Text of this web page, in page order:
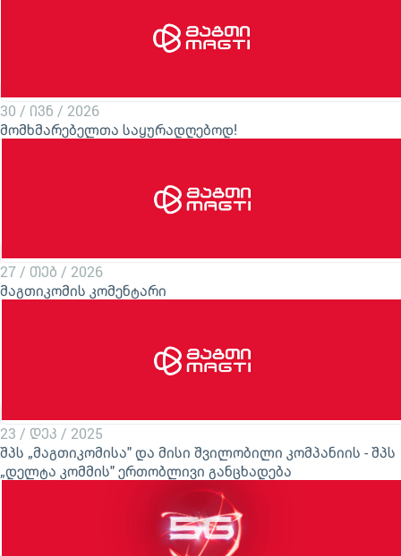
30 / ივნ / 2026
მომხმარებელთა საყურადღებოდ!
27 / თებ / 2026
მაგთიკომის კომენტარი
23 / დეკ / 2025
შპს „მაგთიკომისა" და მისი შვილობილი კომპანიის - შპს
„დელტა კომმის" ერთობლივი განცხადება